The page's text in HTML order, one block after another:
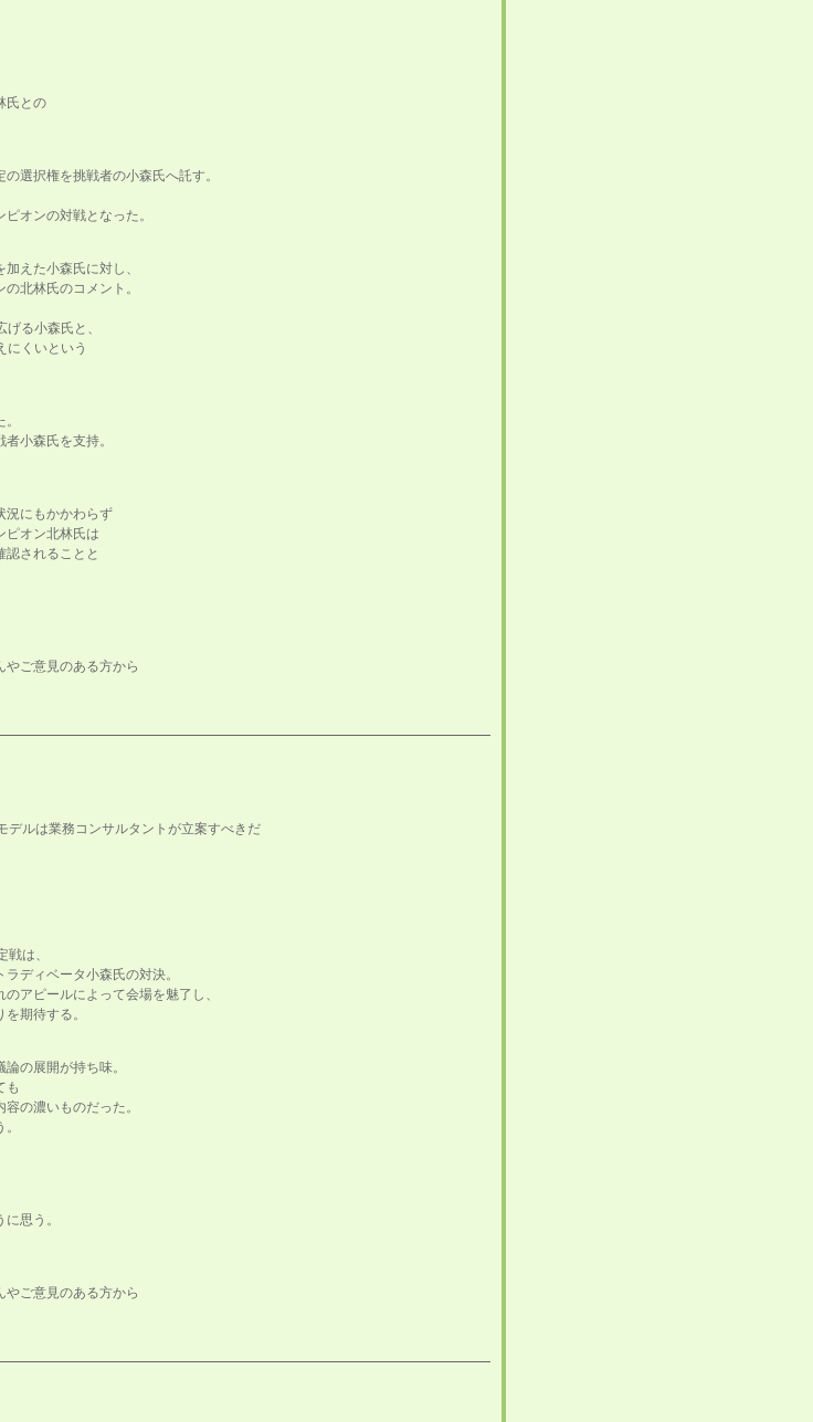
氏との
選択権を挑戦者の小森氏へ託す。
オンの対戦となった。
えた小森氏に対し、
北林氏のコメント。
る小森氏と、
にくいという
小森氏を支持。
況にもかかわらず
ピオン北林氏は
されることと
やご意見のある方から
デルは業務コンサルタントが立案すべきだ
は、
ディベータ小森氏の対決。
アピールによって会場を魅了し、
期待する。
の展開が持ち味。
も
の濃いものだった。
思う。
やご意見のある方から